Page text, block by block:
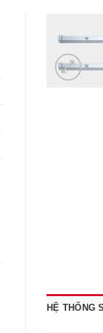
HỆ THỐNG